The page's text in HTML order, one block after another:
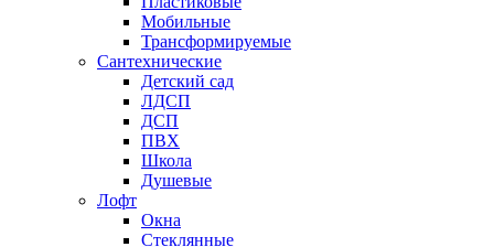
Мобильные
Трансформируемые
Сантехнические
Детский сад
ЛДСП
ДСП
ПВХ
Школа
Душевые
Лофт
Окна
Стеклянные